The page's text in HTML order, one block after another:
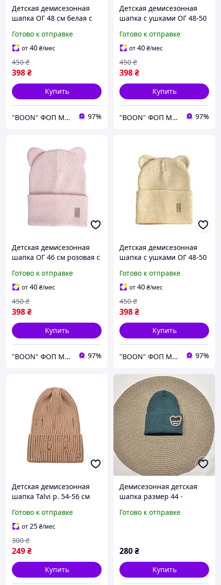
Детская демисезонная
шапка ОГ 48 см белая с
мальчика девочку из
стрейч-вискозы осенняя
весенняя Arctic-Олимп
Готово к отправке
от40₴/мес
398₴
450 ₴
Купить
"BOON" ФОП МУХА Є. Л. 97%
Детская демисезонная
шапка с ушками ОГ 48-50
трикотажная осенняя
весенняя 023-Олимп-46
Готово к отправке
от40₴/мес
398₴
450 ₴
Купить
"BOON" ФОП МУХА Є. Л. 97%
Детская демисезонная
шапка ОГ 46 см розовая с
девочек осенняя
весенняя эластичная
Arctic-Афина
Готово к отправке
от40₴/мес
398₴
450 ₴
Купить
"BOON" ФОП МУХА Є. Л. 97%
Детская демисезонная
шапка с ушками ОГ 48-50
трикотажная осенняя
весенняя 024-АФІНА-48
Готово к отправке
от40₴/мес
398₴
450 ₴
Купить
"BOON" ФОП МУХА Є. Л. 97%
Детская демисезонная
шапка Talvi р. 54-56 см
для девочек мальчиков от
6 лет ЛЕЯ бежевая
Готово к отправке
от25₴/мес
249₴
300 ₴
Купить
Демисезонная детская
шапка размер 44 -
Готово к отправке
280₴
Купить